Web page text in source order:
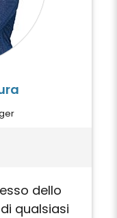
dello
qualsiasi